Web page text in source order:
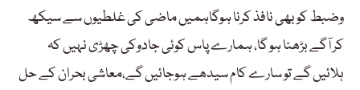
وضبط کو بھی نافذ کرنا ہوگاہمیں ماضی کی غلطیوں سے سیکھ
کر آگے بڑھنا ہو گا، ہمارے پاس کوئی جادوکی چھڑی نہیں کہ
ہلائیں گے تو سارے کام سیدھے ہوجائیں گے،معاشی بحران کے حل